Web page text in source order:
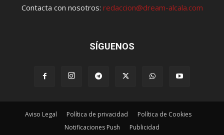
Contacta con nosotros: redaccion@dream-alcala.com
SÍGUENOS
Aviso Legal Política de privacidad
Política de Cookies
Notificaciones Push
Publicidad